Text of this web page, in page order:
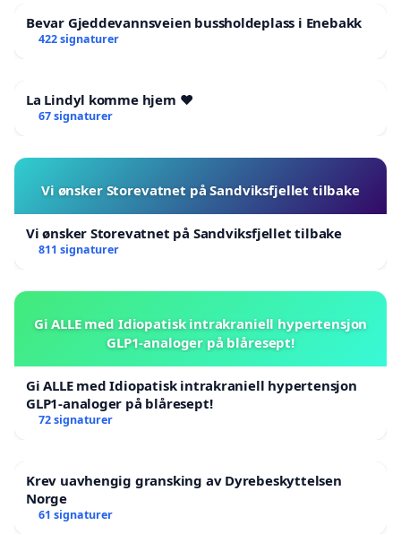
Bevar Gjeddevannsveien bussholdeplass i Enebakk
422 signaturer
La Lindyl komme hjem ❤️
67 signaturer
Vi ønsker Storevatnet på Sandviksfjellet tilbake
Vi ønsker Storevatnet på Sandviksfjellet tilbake
811 signaturer
Gi ALLE med Idiopatisk intrakraniell hypertensjon
GLP1-analoger på blåresept!
Gi ALLE med Idiopatisk intrakraniell hypertensjon
GLP1-analoger på blåresept!
72 signaturer
Krev uavhengig gransking av Dyrebeskyttelsen
Norge
61 signaturer